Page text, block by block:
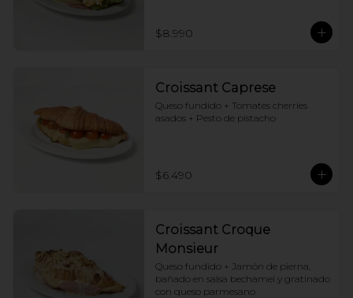
$8.990
Croissant Caprese
Queso fundido + Tomates cherries
asados + Pesto de pistacho
$6.490
Croissant Croque
Monsieur
Queso fundido + Jamón de pierna,
bañado en salsa bechamel y gratinado
con queso parmesano